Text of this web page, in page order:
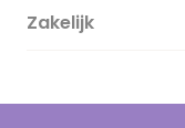
Duurzaamheid
Magazine
Cadeau inspiratie
Zakelijk